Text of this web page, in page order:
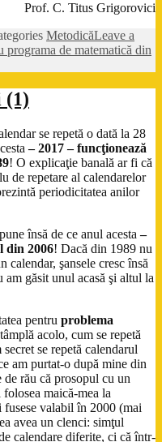
Prof. C. Titus Grigorovici
MetodicăLeave a
de matematică din
(1)
se repetă o dată la 28
– 2017 – funcţionează
! O explicaţie banală ar fi că
de repetare al calendarelor
periodicitatea anilor
însă de ce anul acesta–
din 2006! Dacă din 1989 nu
calendar, şansele cresc însă
găsit unul acasă şi altul la
pentru problema
acolo, cum se repetă
se repetă calendarul
am purtat-o după mine din
de rău că prosopul cu un
maică-mea la
valabil în 2000 (mai
avea un clenci: simţul
calendare diferite, ci că într-